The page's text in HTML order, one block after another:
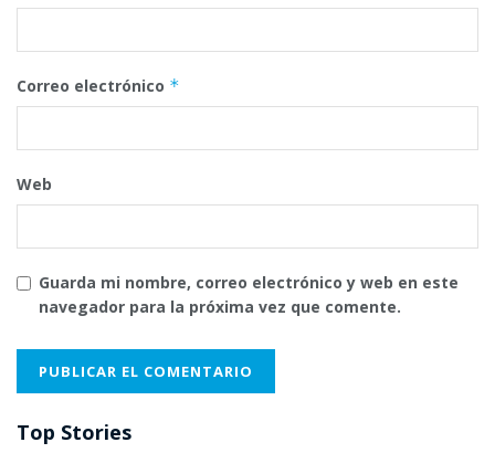
Correo electrónico *
Web
Guarda mi nombre, correo electrónico y web en este
navegador para la próxima vez que comente.
Top Stories